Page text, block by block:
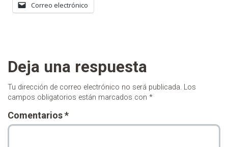
Correo electrónico
Deja una respuesta
Tu dirección de correo electrónico no será publicada. Los
campos obligatorios están marcados con *
Comentarios*